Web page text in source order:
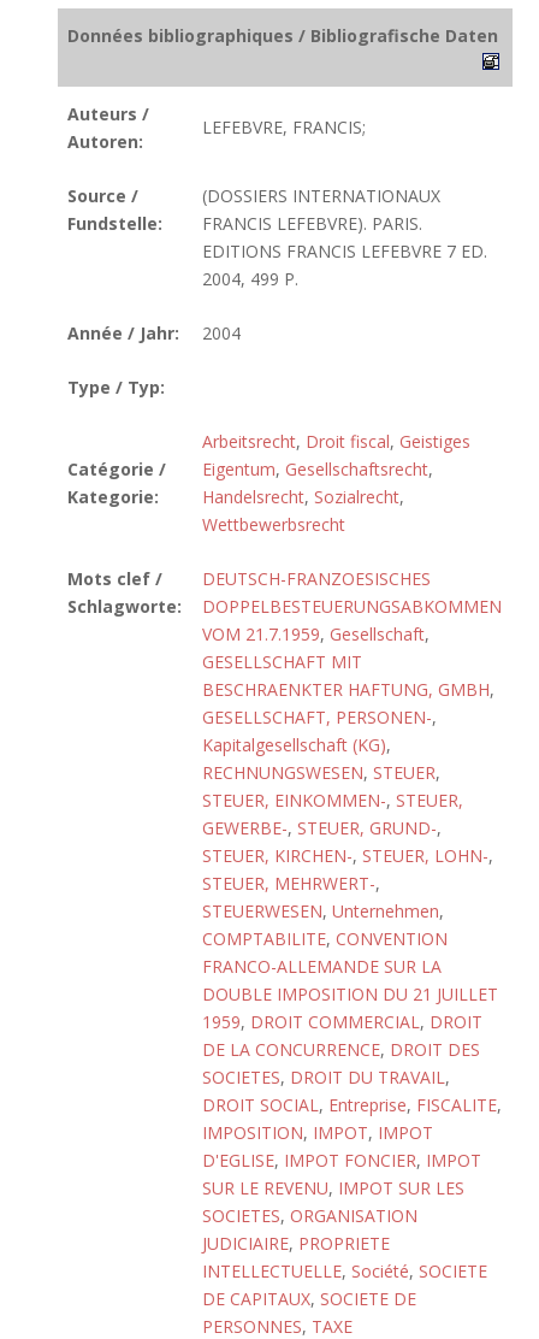
Données bibliographiques / Bibliografische Daten
Auteurs /
Autoren:
LEFEBVRE, FRANCIS;
Source /
Fundstelle:
(DOSSIERS INTERNATIONAUX
FRANCIS LEFEBVRE). PARIS.
EDITIONS FRANCIS LEFEBVRE 7 ED.
2004, 499 P.
Année / Jahr: 2004
Type / Typ:
Catégorie /
Kategorie:
Arbeitsrecht, Droit fiscal, Geistiges
Eigentum, Gesellschaftsrecht,
Handelsrecht, Sozialrecht,
Wettbewerbsrecht
Mots clef /
Schlagworte:
DEUTSCH-FRANZOESISCHES
DOPPELBESTEUERUNGSABKOMMEN
VOM 21.7.1959, Gesellschaft,
GESELLSCHAFT MIT
BESCHRAENKTER HAFTUNG, GMBH,
GESELLSCHAFT, PERSONEN-,
Kapitalgesellschaft (KG),
RECHNUNGSWESEN, STEUER,
STEUER, EINKOMMEN-, STEUER,
GEWERBE-, STEUER, GRUND-,
STEUER, KIRCHEN-, STEUER, LOHN-,
STEUER, MEHRWERT-,
STEUERWESEN, Unternehmen,
COMPTABILITE, CONVENTION
FRANCO-ALLEMANDE SUR LA
DOUBLE IMPOSITION DU 21 JUILLET
1959, DROIT COMMERCIAL, DROIT
DE LA CONCURRENCE, DROIT DES
SOCIETES, DROIT DU TRAVAIL,
DROIT SOCIAL, Entreprise, FISCALITE,
IMPOSITION, IMPOT, IMPOT
D'EGLISE, IMPOT FONCIER, IMPOT
SUR LE REVENU, IMPOT SUR LES
SOCIETES, ORGANISATION
JUDICIAIRE, PROPRIETE
INTELLECTUELLE, Société, SOCIETE
DE CAPITAUX, SOCIETE DE
PERSONNES, TAXE